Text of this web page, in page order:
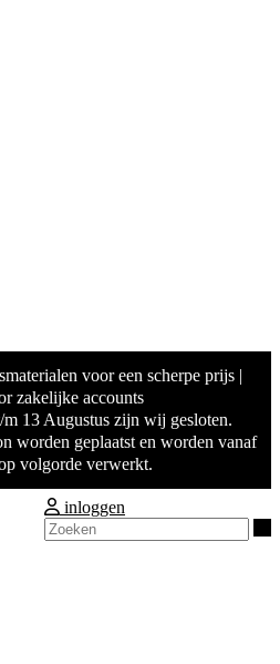
voor een scherpe prijs |
zakelijke accounts
13 Augustus zijn wij gesloten.
worden geplaatst en worden vanaf
volgorde verwerkt.
inloggen